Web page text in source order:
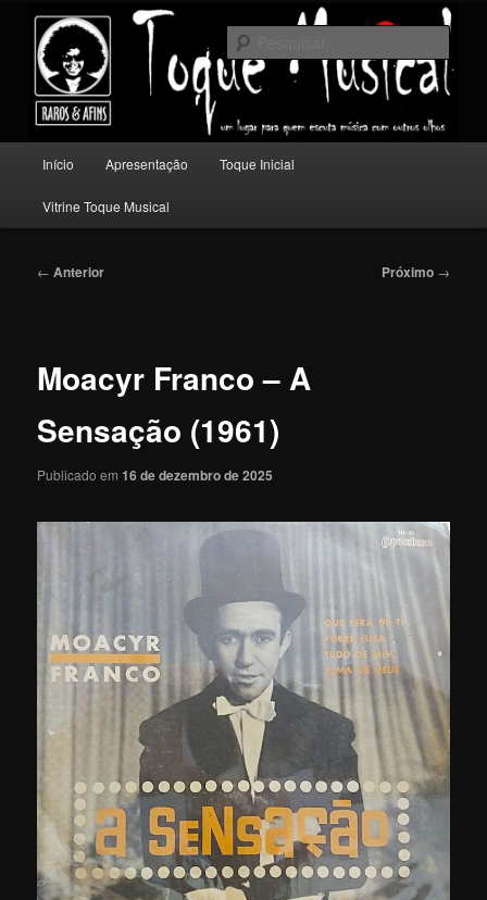
conteúdo
principalToque Musical
Um lugar para quem escuta música com outros olhos.
principal
Início Apresentação Toque Inicial
Vitrine Toque Musical
Navegação
← Anterior Próximo →
Moacyr Franco – A
Sensação (1961)
Publicado em16 de dezembro de 2025